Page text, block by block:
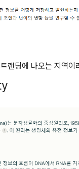
랜딩에 나오는 지역이